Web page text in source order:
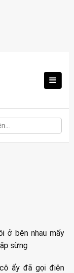
ở bên nhau mấy
sừng
ấy đã gọi điên